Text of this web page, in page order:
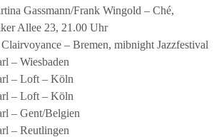
Gassmann/Frank Wingold – Ché,
Allee 23, 21.00 Uhr
– Bremen, mibnight Jazzfestival
– Wiesbaden
– Loft – Köln
– Loft – Köln
– Gent/Belgien
– Reutlingen